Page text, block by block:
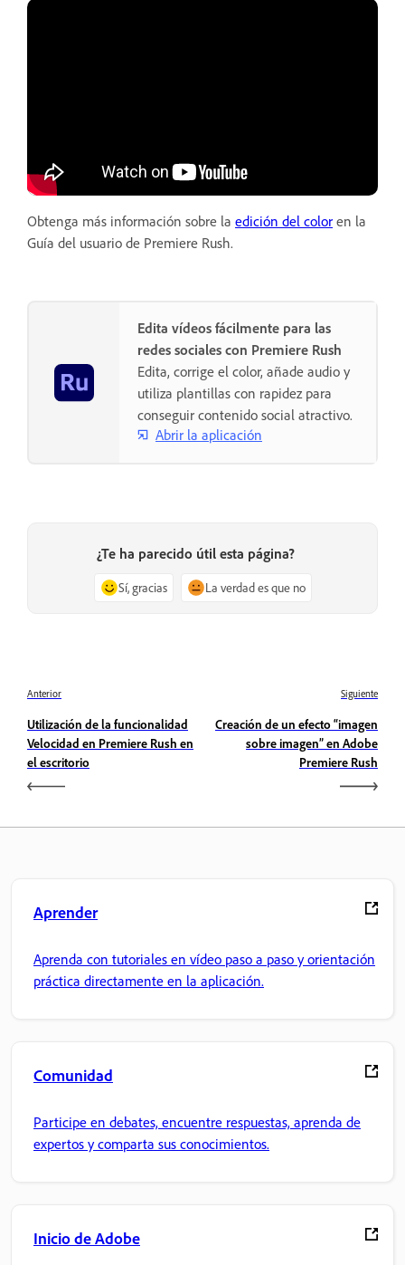
Obtenga más información sobre la edición del color en la
Guía del usuario de Premiere Rush.
Edita vídeos fácilmente para las
redes sociales con Premiere Rush
Edita, corrige el color, añade audio y
utiliza plantillas con rapidez para
conseguir contenido social atractivo.
Abrir la aplicación
¿Te ha parecido útil esta página?
Sí, gracias La verdad es que no
Anterior
Utilización de la funcionalidad
Velocidad en Premiere Rush en
el escritorio
Siguiente
Creación de un efecto “imagen
sobre imagen” en Adobe
Premiere Rush
Aprender
Aprenda con tutoriales en vídeo paso a paso y orientación
práctica directamente en la aplicación.
Comunidad
Participe en debates, encuentre respuestas, aprenda de
expertos y comparta sus conocimientos.
Inicio de Adobe